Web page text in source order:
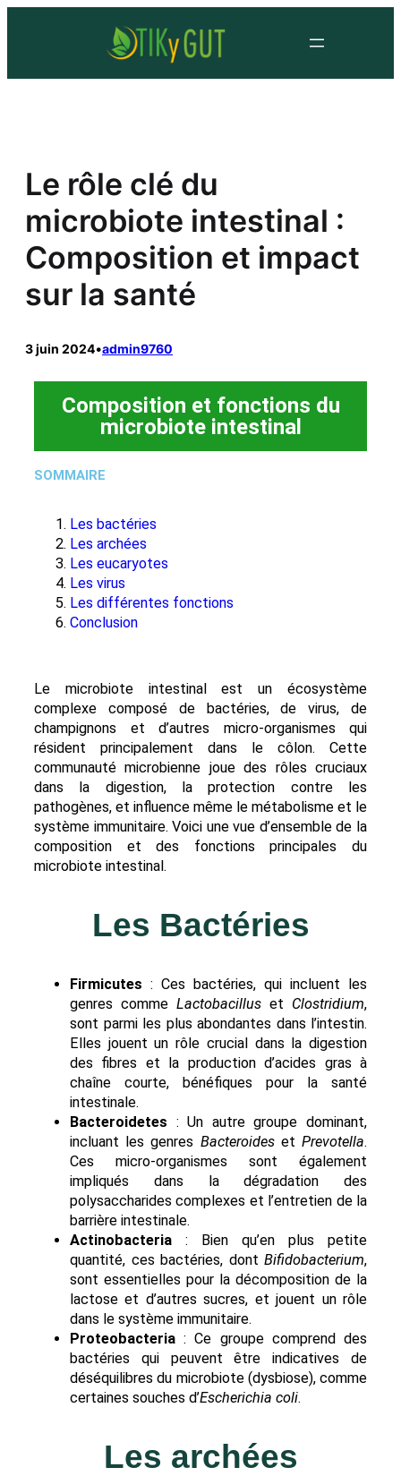
Le rôle clé du
microbiote intestinal :
Composition et impact
sur la santé
3 juin 2024•admin9760
Composition et fonctions du
microbiote intestinal
SOMMAIRE
Les bactéries
Les archées
Les eucaryotes
Les virus
Les différentes fonctions
Conclusion
Le microbiote intestinal est un écosystème
complexe composé de bactéries, de virus, de
champignons et d’autres micro-organismes qui
résident principalement dans le côlon. Cette
communauté microbienne joue des rôles cruciaux
dans la digestion, la protection contre les
pathogènes, et influence même le métabolisme et le
système immunitaire. Voici une vue d’ensemble de la
composition et des fonctions principales du
microbiote intestinal.
Les Bactéries
Firmicutes : Ces bactéries, qui incluent les
genres comme Lactobacillus et Clostridium,
sont parmi les plus abondantes dans l’intestin.
Elles jouent un rôle crucial dans la digestion
des fibres et la production d’acides gras à
chaîne courte, bénéfiques pour la santé
intestinale.
Bacteroidetes : Un autre groupe dominant,
incluant les genres BacteroidesetPrevotella.
Ces micro-organismes sont également
impliqués dans la dégradation des
polysaccharides complexes et l’entretien de la
barrière intestinale.
Actinobacteria : Bien qu’en plus petite
quantité, ces bactéries, dont Bifidobacterium,
sont essentielles pour la décomposition de la
lactose et d’autres sucres, et jouent un rôle
dans le système immunitaire.
Proteobacteria : Ce groupe comprend des
bactéries qui peuvent être indicatives de
déséquilibres du microbiote (dysbiose), comme
certaines souches d’Escherichia coli.
Les archées